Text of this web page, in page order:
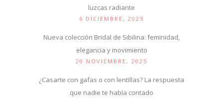
luzcas radiante
6 DICIEMBRE, 2025
Nueva colección Bridal de Sibilina: feminidad,
elegancia y movimiento
20 NOVIEMBRE, 2025
¿Casarte con gafas o con lentillas? La respuesta
que nadie te había contado